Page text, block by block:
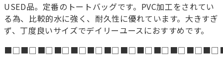
USED品。定番のトートバッグです。PVC加工をされてい
る為、比較的水に強く、耐久性に優れています。大きすぎ
ず、丁度良いサイズでデイリーユースにおすすめです。